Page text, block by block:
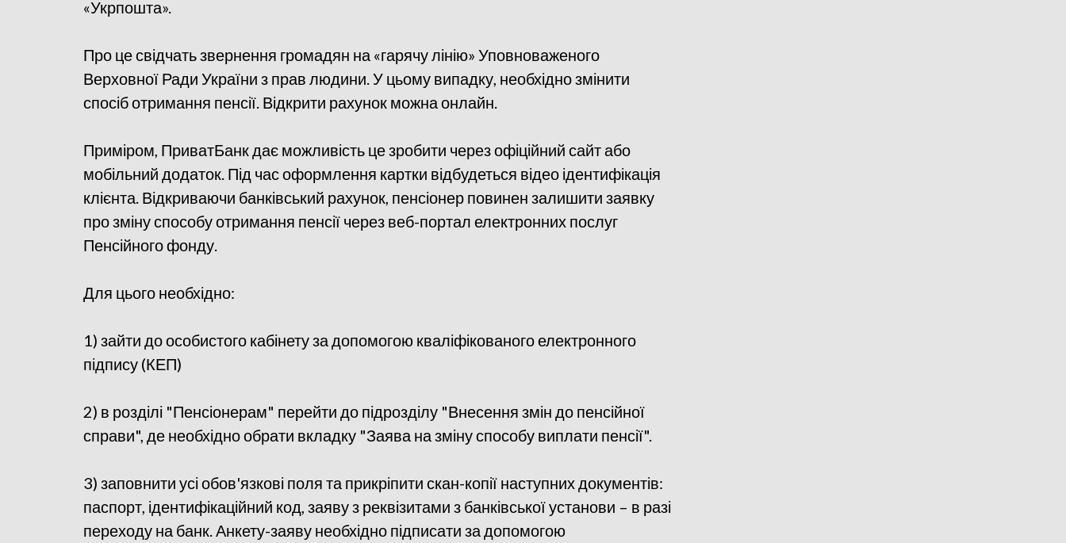
«Укрпошта».
Про це свідчать звернення громадян на «гарячу лінію» Уповноваженого
Верховної Ради України з прав людини. У цьому випадку, необхідно змінити
спосіб отримання пенсії. Відкрити рахунок можна онлайн.
Приміром, ПриватБанк дає можливість це зробити через офіційний сайт або
мобільний додаток. Під час оформлення картки відбудеться відео ідентифікація
клієнта. Відкриваючи банківський рахунок, пенсіонер повинен залишити заявку
про зміну способу отримання пенсії через веб-портал електронних послуг
Пенсійного фонду.
Для цього необхідно:
1) зайти до особистого кабінету за допомогою кваліфікованого електронного
підпису (КЕП)
2) в розділі "Пенсіонерам" перейти до підрозділу "Внесення змін до пенсійної
справи", де необхідно обрати вкладку "Заява на зміну способу виплати пенсії".
3) заповнити усі обов'язкові поля та прикріпити скан-копії наступних документів:
паспорт, ідентифікаційний код, заяву з реквізитами з банківської установи – в разі
переходу на банк. Анкету-заяву необхідно підписати за допомогою